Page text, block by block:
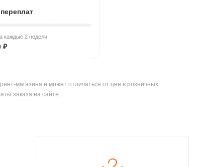
каждые 2 недели
₽
магазина и может отличаться от цен в розничных
заказа на сайте.